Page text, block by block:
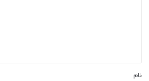
نام